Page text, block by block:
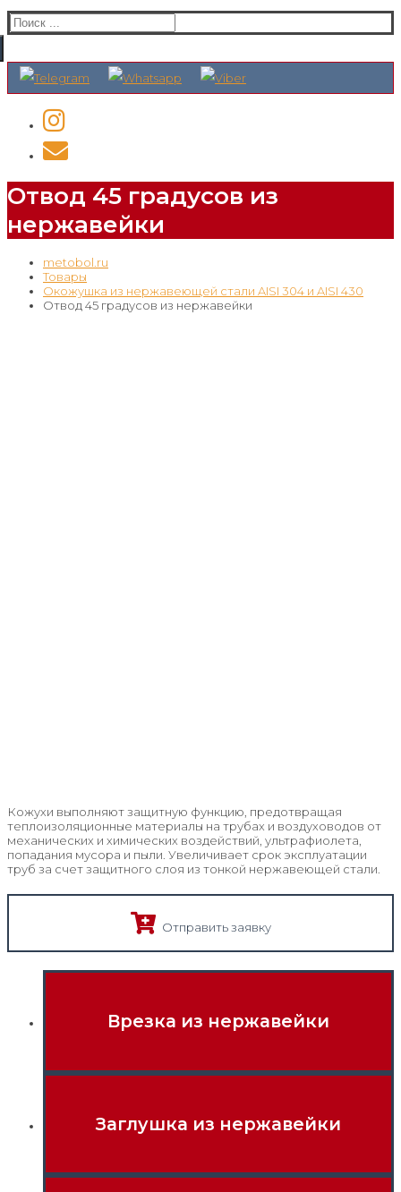
Искать:
Отвод 45 градусов из
нержавейки
metobol.ru
Товары
Окожушка из нержавеющей стали AISI 304 и AISI 430
Отвод 45 градусов из нержавейки
Кожухи выполняют защитную функцию, предотвращая
теплоизоляционные материалы на трубах и воздуховодов от
механических и химических воздействий, ультрафиолета,
попадания мусора и пыли. Увеличивает срок эксплуатации
труб за счет защитного слоя из тонкой нержавеющей стали.
Отправить заявку
Врезка из нержавейки
Заглушка из нержавейки